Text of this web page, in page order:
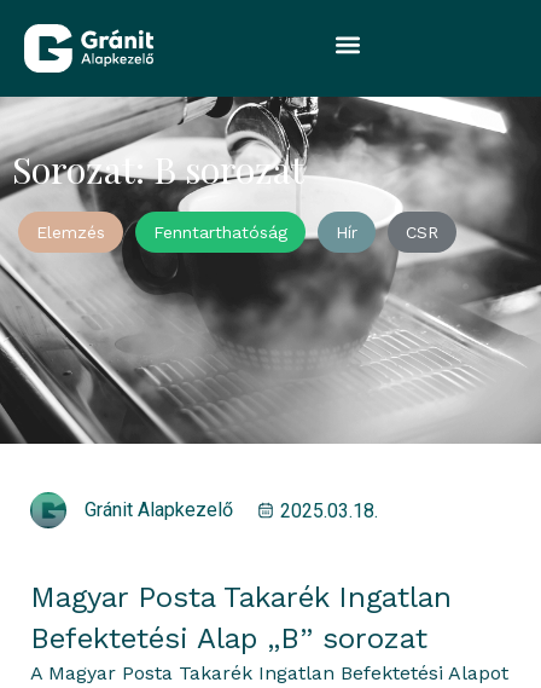
Sorozat: B sorozat
Elemzés Fenntarthatóság Hír CSR
Gránit Alapkezelő 2025.03.18.
Magyar Posta Takarék Ingatlan
Befektetési Alap „B” sorozat
A Magyar Posta Takarék Ingatlan Befektetési Alapot